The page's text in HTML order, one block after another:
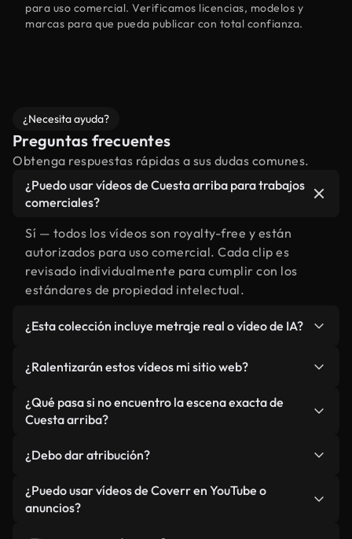
para uso comercial. Verificamos licencias, modelos y
marcas para que pueda publicar con total confianza.
¿Necesita ayuda?
Preguntas frecuentes
Obtenga respuestas rápidas a sus dudas comunes.
¿Puedo usar vídeos de Cuesta arriba para trabajos
comerciales?
Sí — todos los vídeos son royalty-free y están
autorizados para uso comercial. Cada clip es
revisado individualmente para cumplir con los
estándares de propiedad intelectual.
¿Esta colección incluye metraje real o vídeo de IA?
relacionado con Cuesta arriba y vídeos generados
por IA. Todo está claramente etiquetado.
¿Ralentizarán estos vídeos mi sitio web?
No si selecciona nuestras versiones optimizadas
para web, diseñadas específicamente para uso de
métricas como LCP.
¿Qué pasa si no encuentro la escena exacta de
Cuesta arriba?
Studio. Describe la escena, como "Cuesta arriba al
atardecer", y la IA la generará en segundos
conforme a nuestros estándares.
¿Debo dar atribución?
No es necesario. Todos los vídeos en nuestra
biblioteca son royalty-free, aunque siempre se
¿Puedo usar vídeos de Coverr en YouTube o
anuncios?